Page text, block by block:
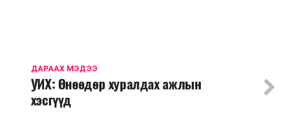
ДАРААХ МЭДЭЭ
УИХ: Өнөөдөр хуралдах ажлын
хэсгүүд